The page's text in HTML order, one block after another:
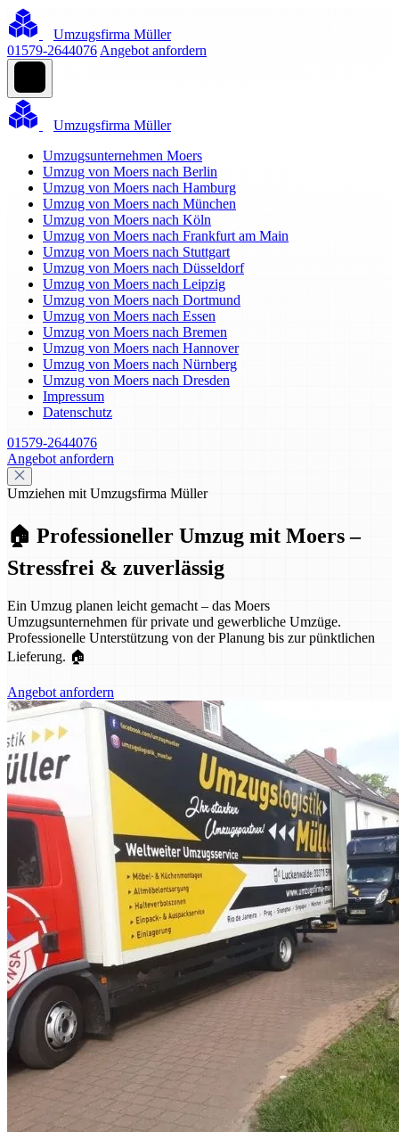
Umzugsfirma Müller
01579-2644076 Angebot anfordern
Umzugsfirma Müller
Umzugsunternehmen Moers
Umzug von Moers nach Berlin
Umzug von Moers nach Hamburg
Umzug von Moers nach München
Umzug von Moers nach Köln
Umzug von Moers nach Frankfurt am Main
Umzug von Moers nach Stuttgart
Umzug von Moers nach Düsseldorf
Umzug von Moers nach Leipzig
Umzug von Moers nach Dortmund
Umzug von Moers nach Essen
Umzug von Moers nach Bremen
Umzug von Moers nach Hannover
Umzug von Moers nach Nürnberg
Umzug von Moers nach Dresden
Impressum
Datenschutz
01579-2644076
Angebot anfordern
Umziehen mit Umzugsfirma Müller
🏠 Professioneller Umzug mit Moers –
Stressfrei & zuverlässig
Ein Umzug planen leicht gemacht – das Moers
Umzugsunternehmen für private und gewerbliche Umzüge.
Professionelle Unterstützung von der Planung bis zur pünktlichen
Lieferung. 🏠
Angebot anfordern